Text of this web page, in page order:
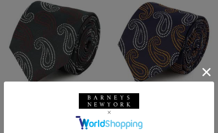
SALE
SEAWARD＆STEARN